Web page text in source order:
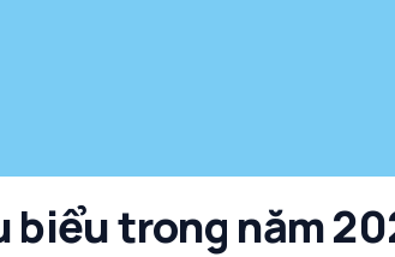
biểu trong năm